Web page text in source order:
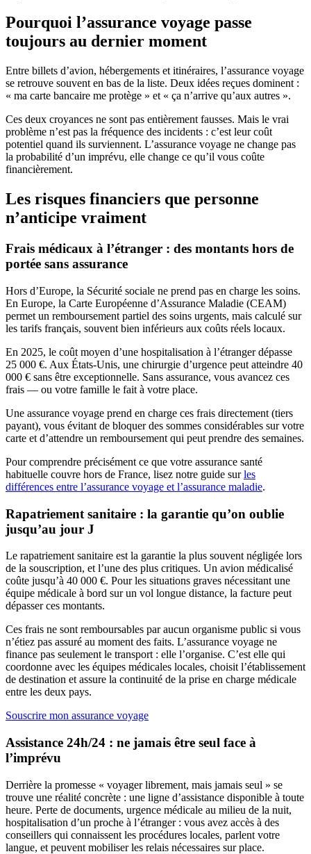
Pourquoi l’assurance voyage passe
toujours au dernier moment
Entre billets d’avion, hébergements et itinéraires, l’assurance voyage
se retrouve souvent en bas de la liste. Deux idées reçues dominent :
« ma carte bancaire me protège » et « ça n’arrive qu’aux autres ».
Ces deux croyances ne sont pas entièrement fausses. Mais le vrai
problème n’est pas la fréquence des incidents : c’est leur coût
potentiel quand ils surviennent. L’assurance voyage ne change pas
la probabilité d’un imprévu, elle change ce qu’il vous coûte
financièrement.
Les risques financiers que personne
n’anticipe vraiment
Frais médicaux à l’étranger : des montants hors de
portée sans assurance
Hors d’Europe, la Sécurité sociale ne prend pas en charge les soins.
En Europe, la Carte Européenne d’Assurance Maladie (CEAM)
permet un remboursement partiel des soins urgents, mais calculé sur
les tarifs français, souvent bien inférieurs aux coûts réels locaux.
En 2025, le coût moyen d’une hospitalisation à l’étranger dépasse
25 000 €. Aux États-Unis, une chirurgie d’urgence peut atteindre 40
000 € sans être exceptionnelle. Sans assurance, vous avancez ces
frais — ou votre famille le fait à votre place.
Une assurance voyage prend en charge ces frais directement (tiers
payant), vous évitant de bloquer des sommes considérables sur votre
carte et d’attendre un remboursement qui peut prendre des semaines.
Pour comprendre précisément ce que votre assurance santé
habituelle couvre hors de France, lisez notre guide surles
différences entre l’assurance voyage et l’assurance maladie.
Rapatriement sanitaire : la garantie qu’on oublie
jusqu’au jour J
Le rapatriement sanitaire est la garantie la plus souvent négligée lors
de la souscription, et l’une des plus critiques. Un avion médicalisé
coûte jusqu’à 40 000 €. Pour les situations graves nécessitant une
équipe médicale à bord sur un vol longue distance, la facture peut
dépasser ces montants.
Ces frais ne sont remboursables par aucun organisme public si vous
n’étiez pas assuré au moment des faits. L’assurance voyage ne
finance pas seulement le transport : elle l’organise. C’est elle qui
coordonne avec les équipes médicales locales, choisit l’établissement
de destination et assure la continuité de la prise en charge médicale
entre les deux pays.
Souscrire mon assurance voyage
Assistance 24h/24 : ne jamais être seul face à
l’imprévu
Derrière la promesse « voyager librement, mais jamais seul » se
trouve une réalité concrète : une ligne d’assistance disponible à toute
heure. Perte de documents, urgence médicale au milieu de la nuit,
hospitalisation d’un proche à l’étranger : vous avez accès à des
conseillers qui connaissent les procédures locales, parlent votre
langue, et peuvent mobiliser les relais nécessaires sur place.